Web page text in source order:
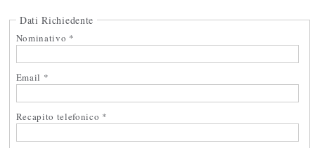
Dati Richiedente
Nominativo *
Email *
Recapito telefonico *